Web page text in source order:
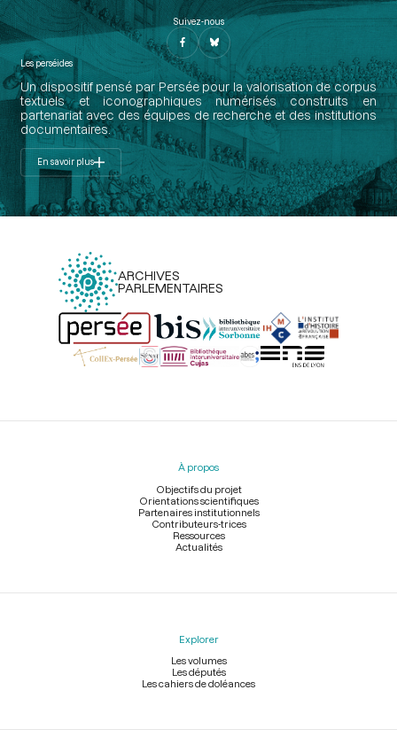
Suivez-nous
Les perséides
Un dispositif pensé par Persée pour la valorisation de corpus
textuels et iconographiques numérisés construits en
partenariat avec des équipes de recherche et des institutions
documentaires.
En savoir plus
ARCHIVES
PARLEMENTAIRES
Menu
À propos
Objectifs du projet
Orientations scientifiques
Partenaires institutionnels
Contributeurs-trices
Ressources
Actualités
Explorer
Les volumes
Les députés
Les cahiers de doléances